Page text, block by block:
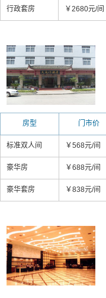
行政套房 ￥2680元/间
房型 门市价
标准双人间 ￥568元/间
豪华房 ￥688元/间
豪华套房 ￥838元/间